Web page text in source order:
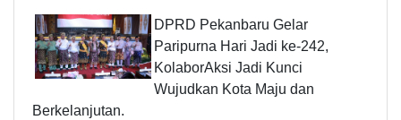
DPRD Pekanbaru Gelar
Paripurna Hari Jadi ke-242,
KolaborAksi Jadi Kunci
Wujudkan Kota Maju dan
Berkelanjutan.